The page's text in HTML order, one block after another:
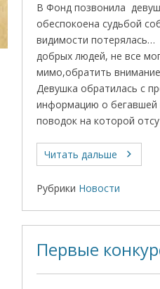
В Фонд позвонила
обеспокоена судьбой
видимости
добрых людей, не все
мимо,обратить
Девушка обратилась с
информацию о бегавшей
поводок на
Читать дальше
Рубрики Новости
Первые